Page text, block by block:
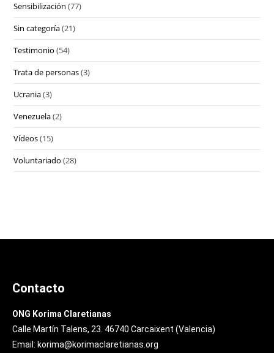
Sensibilización (77)
Sin categoría(21)
Testimonio (54)
Trata de personas(3)
Ucrania(3)
Venezuela(2)
Vídeos(15)
Voluntariado (28)
Contacto
ONG Korima Claretianas
Calle Martín Talens, 23. 46740 Carcaixent (Valencia)
Email: korima@korimaclaretianas.org